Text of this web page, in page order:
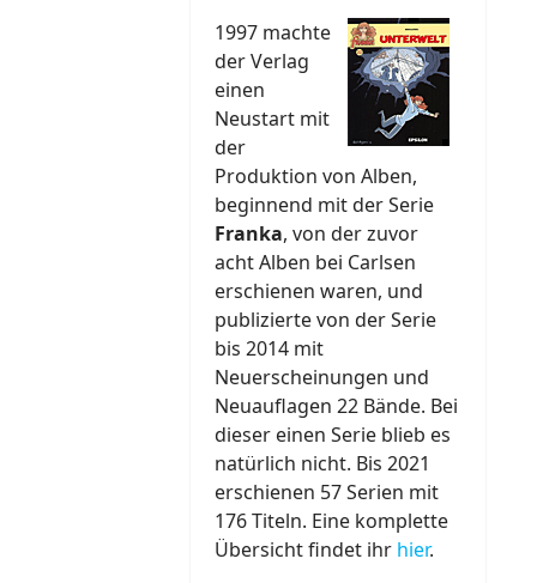
1997 machte
der Verlag
einen
Neustart mit
der
Produktion von Alben,
beginnend mit der Serie
Franka, von der zuvor
acht Alben bei Carlsen
erschienen waren, und
publizierte von der Serie
bis 2014 mit
Neuerscheinungen und
Neuauflagen 22 Bände. Bei
dieser einen Serie blieb es
natürlich nicht. Bis 2021
erschienen 57 Serien mit
176 Titeln. Eine komplette
Übersicht findet ihr hier.